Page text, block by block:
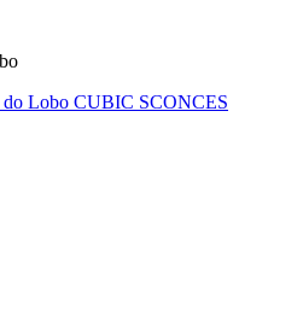
do Lobo CUBIC SCONCES